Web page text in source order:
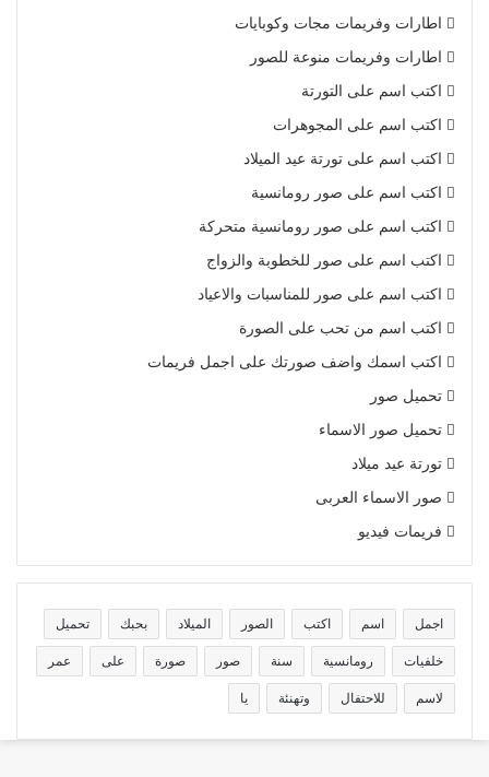
اطارات وفريمات مجات وكوبايات
اطارات وفريمات منوعة للصور
اكتب اسم على التورتة
اكتب اسم على المجوهرات
اكتب اسم على تورتة عيد الميلاد
اكتب اسم على صور رومانسية
اكتب اسم على صور رومانسية متحركة
اكتب اسم على صور للخطوبة والزواج
اكتب اسم على صور للمناسبات والاعياد
اكتب اسم من تحب على الصورة
اكتب اسمك واضف صورتك على اجمل فريمات
تحميل صور
تحميل صور الاسماء
تورتة عيد ميلاد
صور الاسماء العربى
فريمات فيديو
اجمل اسم اكتب الصور الميلاد بحبك تحميل
خلفيات رومانسية سنة صور صورة على عمر
لاسم للاحتفال وتهنئة يا